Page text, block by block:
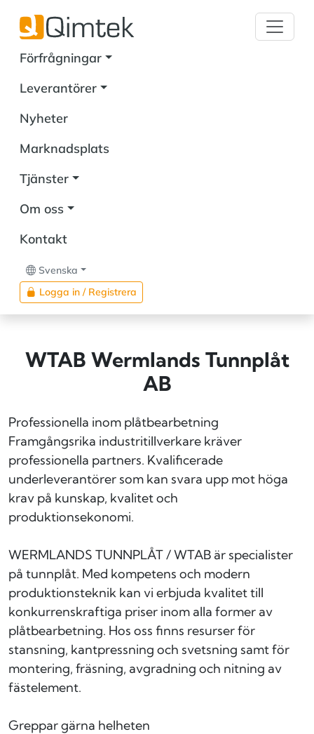
Förfrågningar
Leverantörer
Nyheter
Marknadsplats
Tjänster
Om oss
Kontakt
Svenska
Logga in / Registrera
WTAB Wermlands Tunnplåt
AB
Professionella inom plåtbearbetning
Framgångsrika industritillverkare kräver
professionella partners. Kvalificerade
underleverantörer som kan svara upp mot höga
krav på kunskap, kvalitet och
produktionsekonomi.
WERMLANDS TUNNPLÅT / WTAB är specialister
på tunnplåt. Med kompetens och modern
produktionsteknik kan vi erbjuda kvalitet till
konkurrenskraftiga priser inom alla former av
plåtbearbetning. Hos oss finns resurser för
stansning, kantpressning och svetsning samt för
montering, fräsning, avgradning och nitning av
fästelement.
Greppar gärna helheten